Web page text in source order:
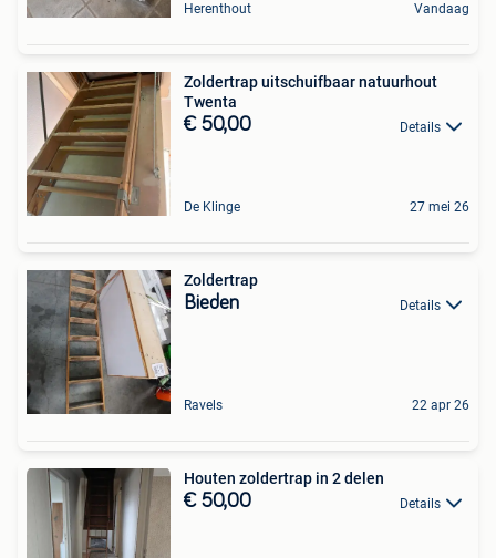
Herenthout Vandaag
Zoldertrap uitschuifbaar natuurhout
Twenta
€ 50,00 Details
De Klinge 27 mei 26
Zoldertrap
Bieden Details
Ravels 22 apr 26
Houten zoldertrap in 2 delen
€ 50,00 Details